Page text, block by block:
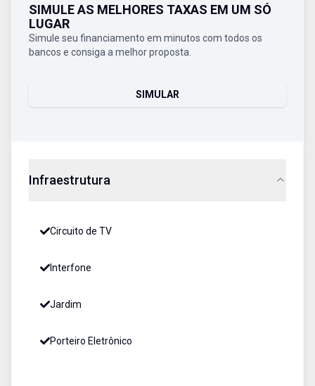
SIMULE AS MELHORES TAXAS EM UM SÓ
LUGAR
Simule seu financiamento em minutos com todos os
bancos e consiga a melhor proposta.
SIMULAR
Infraestrutura
Circuito de TV
Interfone
Jardim
Porteiro Eletrônico